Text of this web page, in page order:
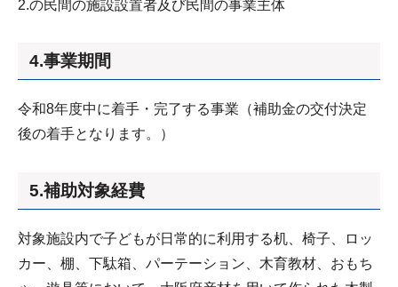
2.の民間の施設設置者及び民間の事業主体
4.事業期間
令和8年度中に着手・完了する事業（補助金の交付決定
後の着手となります。）
5.補助対象経費
対象施設内で子どもが日常的に利用する机、椅子、ロッ
カー、棚、下駄箱、パーテーション、木育教材、おもち